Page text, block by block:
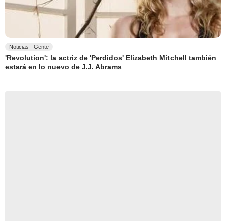
Noticias - Gente
'Revolution': la actriz de 'Perdidos' Elizabeth Mitchell también
estará en lo nuevo de J.J. Abrams